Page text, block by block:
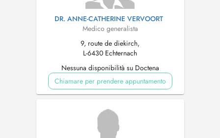
DR. ANNE-CATHERINE VERVOORT
Medico generalista
9, route de diekirch,
L-6430 Echternach
Nessuna disponibilità su Doctena
Chiamare per prendere appuntamento